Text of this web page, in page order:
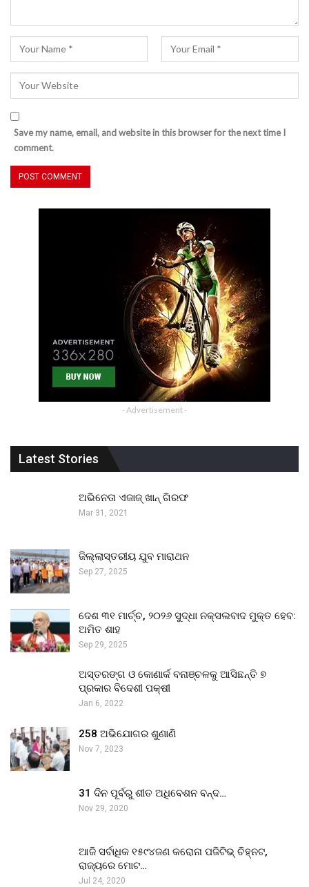
Save my name, email, and website in this browser for the next time I
comment.
- Advertisement -
Latest Stories
ଅଭିନେତା ଏଜାଜ୍ ଖାନ୍ ଗିରଫ
Mar 31, 2021
ଜିଲ୍ଲାସ୍ତରୀୟ ଯୁବ ମାରାଥନ
Sep 27, 2025
ଦେଶ ୩୧ ମାର୍ଚ୍ଚ, ୨୦୨୬ ସୁଦ୍ଧା ନକ୍ସଲବାଦ ମୁକ୍ତ ହେବ:
ଅମିତ ଶାହ
Sep 29, 2025
ଅସ୍ତରଙ୍ଗ ଓ କୋଣାର୍କ ବନାଞ୍ଚଳକୁ ଆସିଛନ୍ତି ୭
ପ୍ରକାର ବିଦେଶୀ ପକ୍ଷୀ
Jan 6, 2022
258 ଅଭିଯୋଗର ଶୁଣାଣି
Nov 7, 2023
31 ଦିନ ପୂର୍ବରୁ ଶୀତ ଅଧିବେଶନ ବନ୍ଦ…
Nov 29, 2020
ଆଜି ସର୍ବାଧିକ ୧୫୯୪ଜଣ କରୋନା ପଜିଟିଭ୍ ଚିହ୍ନଟ,
ରାଜ୍ୟରେ ମୋଟ…
Jul 24, 2020